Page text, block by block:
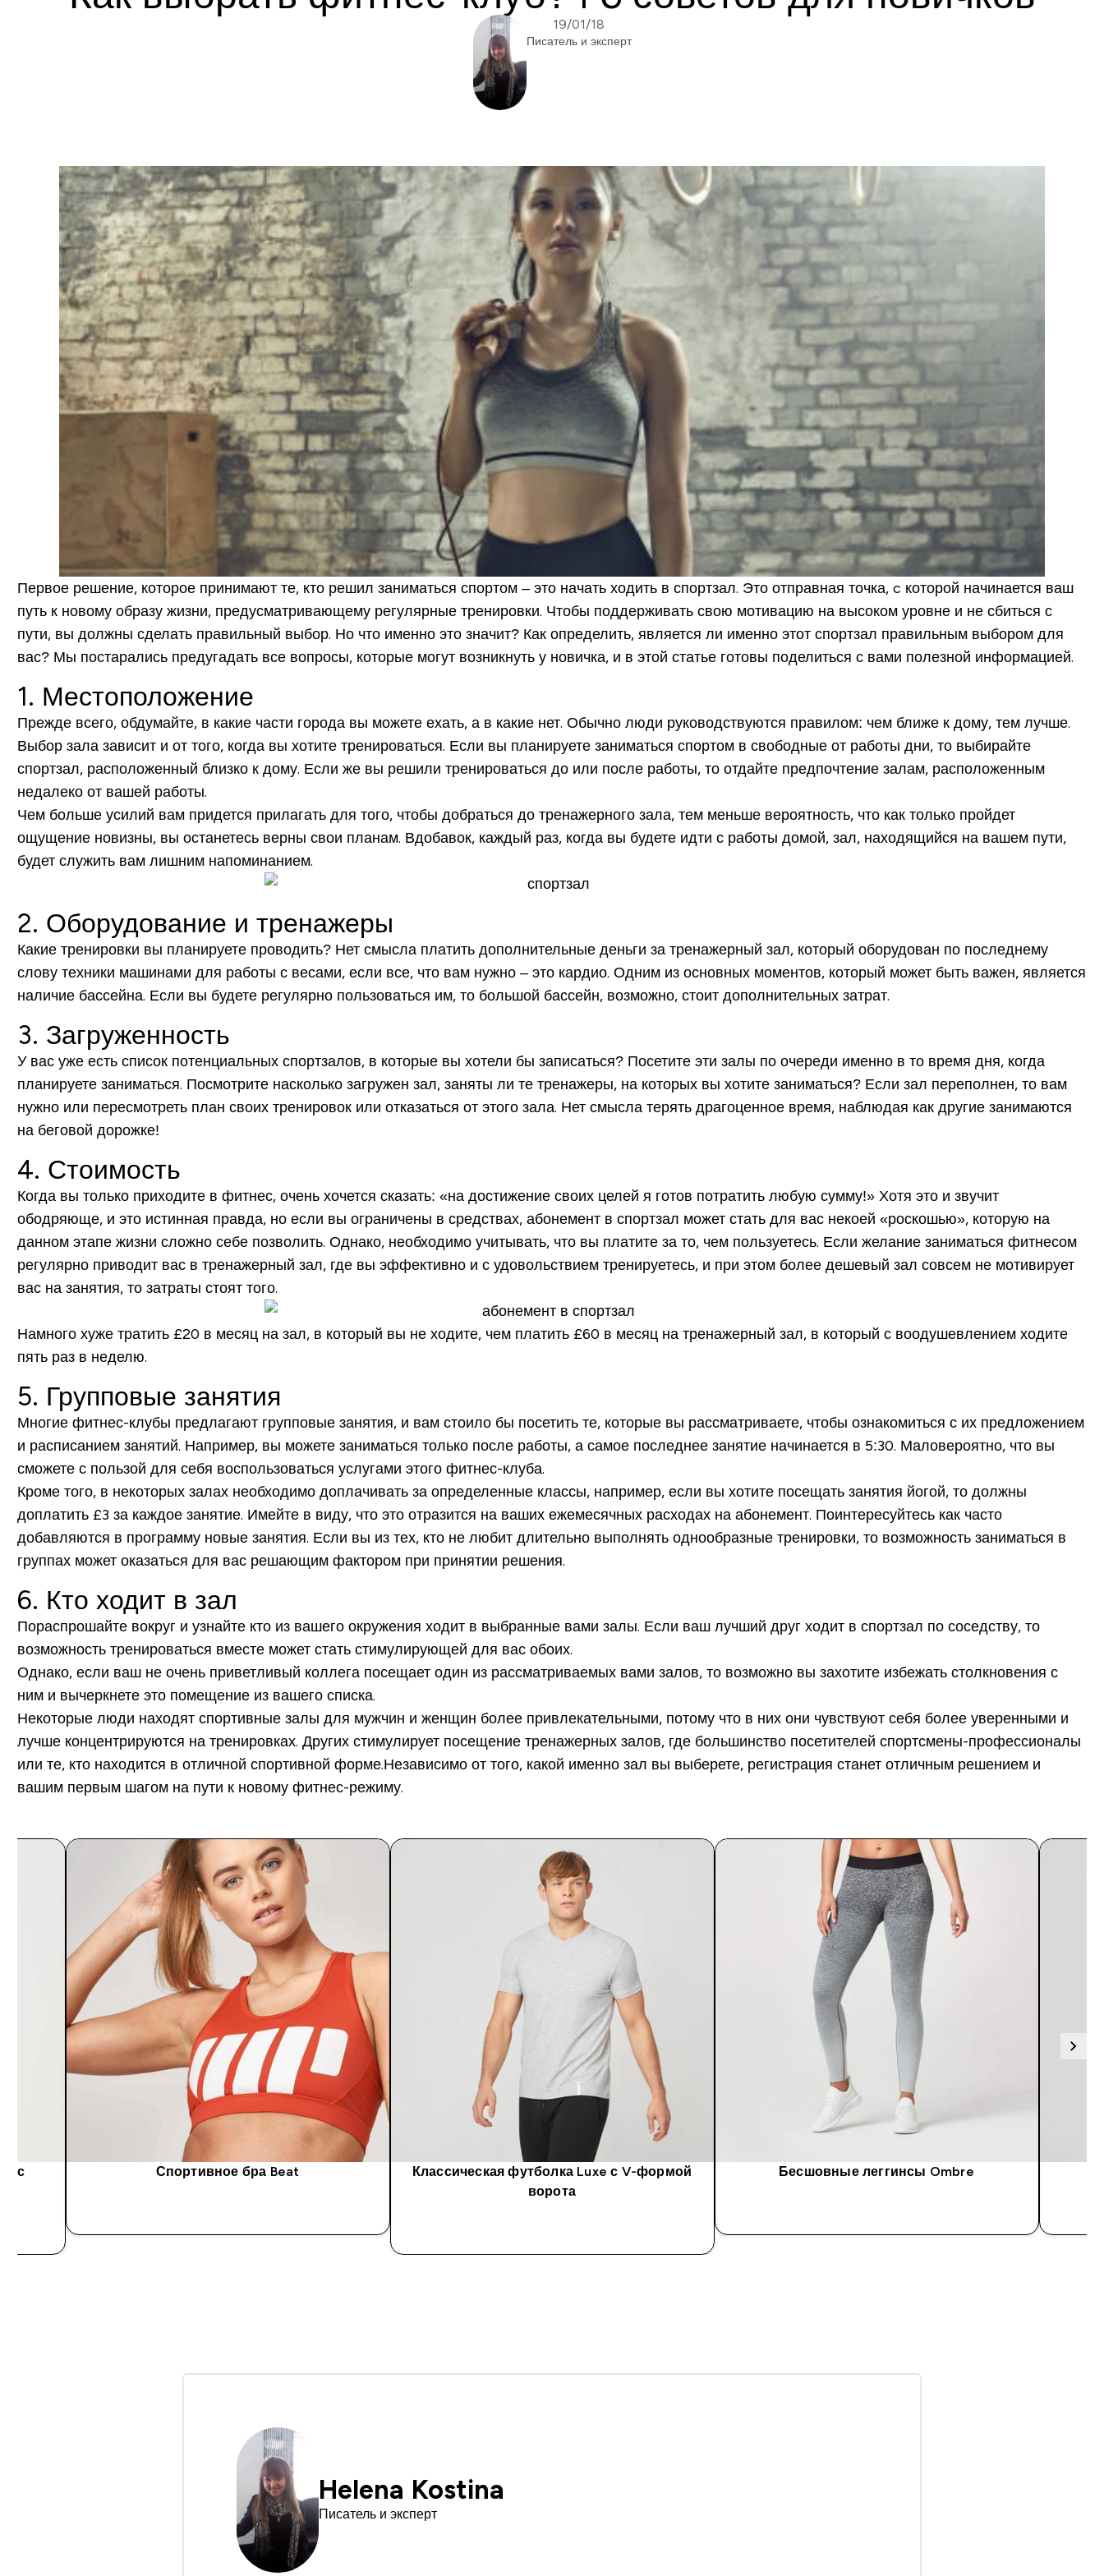
19/01/18
Писатель и эксперт
Первое решение, которое принимают те, кто решил заниматься спортом – это начать ходить в спортзал. Это отправная точка, c которой начинается ваш
путь к новому образу жизни, предусматривающему регулярные тренировки. Чтобы поддерживать свою мотивацию на высоком уровне и не сбиться с
пути, вы должны сделать правильный выбор. Но что именно это значит? Как определить, является ли именно этот спортзал правильным выбором для
вас? Мы постарались предугадать все вопросы, которые могут возникнуть у новичка, и в этой статье готовы поделиться с вами полезной информацией.
1. Местоположение
Прежде всего, обдумайте, в какие части города вы можете ехать, а в какие нет. Обычно люди руководствуются правилом: чем ближе к дому, тем лучше.
Выбор зала зависит и от того, когда вы хотите тренироваться. Если вы планируете заниматься спортом в свободные от работы дни, то выбирайте
спортзал, расположенный близко к дому. Если же вы решили тренироваться до или после работы, то отдайте предпочтение залам, расположенным
недалеко от вашей работы.
Чем больше усилий вам придется прилагать для того, чтобы добраться до тренажерного зала, тем меньше вероятность, что как только пройдет
ощущение новизны, вы останетесь верны свои планам. Вдобавок, каждый раз, когда вы будете идти с работы домой, зал, находящийся на вашем пути,
будет служить вам лишним напоминанием.
2. Оборудование и тренажеры
Какие тренировки вы планируете проводить? Нет смысла платить дополнительные деньги за тренажерный зал, который оборудован по последнему
слову техники машинами для работы с весами, если все, что вам нужно – это кардио. Одним из основных моментов, который может быть важен, является
наличие бассейна. Если вы будете регулярно пользоваться им, то большой бассейн, возможно, стоит дополнительных затрат.
3. Загруженность
У вас уже есть список потенциальных спортзалов, в которые вы хотели бы записаться? Посетите эти залы по очереди именно в то время дня, когда
планируете заниматься. Посмотрите насколько загружен зал, заняты ли те тренажеры, на которых вы хотите заниматься? Если зал переполнен, то вам
нужно или пересмотреть план своих тренировок или отказаться от этого зала. Нет смысла терять драгоценное время, наблюдая как другие занимаются
на беговой дорожке!
4. Стоимость
Когда вы только приходите в фитнес, очень хочется сказать: «на достижение своих целей я готов потратить любую сумму!» Хотя это и звучит
ободряюще, и это истинная правда, но если вы ограничены в средствах, абонемент в спортзал может стать для вас некоей «роскошью», которую на
данном этапе жизни сложно себе позволить. Однако, необходимо учитывать, что вы платите за то, чем пользуетесь. Если желание заниматься фитнесом
регулярно приводит вас в тренажерный зал, где вы эффективно и с удовольствием тренируетесь, и при этом более дешевый зал совсем не мотивирует
вас на занятия, то затраты стоят того.
Намного хуже тратить £20 в месяц на зал, в который вы не ходите, чем платить £60 в месяц на тренажерный зал, в который с воодушевлением ходите
пять раз в неделю.
5. Групповые занятия
Многие фитнес-клубы предлагают групповые занятия, и вам стоило бы посетить те, которые вы рассматриваете, чтобы ознакомиться с их предложением
и расписанием занятий. Например, вы можете заниматься только после работы, а самое последнее занятие начинается в 5:30. Маловероятно, что вы
сможете с пользой для себя воспользоваться услугами этого фитнес-клуба.
Кроме того, в некоторых залах необходимо доплачивать за определенные классы, например, если вы хотите посещать занятия йогой, то должны
доплатить £3 за каждое занятие. Имейте в виду, что это отразится на ваших ежемесячных расходах на абонемент. Поинтересуйтесь как часто
добавляются в программу новые занятия. Если вы из тех, кто не любит длительно выполнять однообразные тренировки, то возможность заниматься в
группах может оказаться для вас решающим фактором при принятии решения.
6. Кто ходит в зал
Пораспрошайте вокруг и узнайте кто из вашего окружения ходит в выбранные вами залы. Если ваш лучший друг ходит в спортзал по соседству, то
возможность тренироваться вместе может стать стимулирующей для вас обоих.
Однако, если ваш не очень приветливый коллега посещает один из рассматриваемых вами залов, то возможно вы захотите избежать столкновения с
ним и вычеркнете это помещение из вашего списка.
Некоторые люди находят спортивные залы для мужчин и женщин более привлекательными, потому что в них они чувствуют себя более уверенными и
лучше концентрируются на тренировках. Других стимулирует посещение тренажерных залов, где большинство посетителей спортсмены-профессионалы
или те, кто находится в отличной спортивной форме.Независимо от того, какой именно зал вы выберете, регистрация станет отличным решением и
вашим первым шагом на пути к новому фитнес-режиму.
с Спортивное бра Beat
Классическая футболка Luxe с V-формой
ворота
Бесшовные леггинсы Ombre
Helena Kostina
Писатель и эксперт